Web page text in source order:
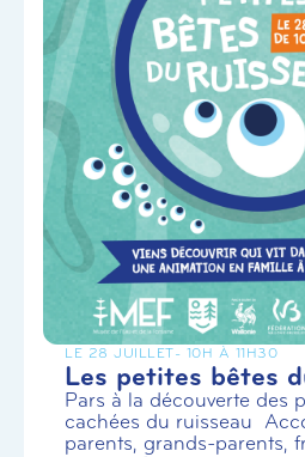
LE 28 JUILLET- 10H À 11H30
Les petites bêtes
Pars à la découverte des
cachées du ruisseau
parents, grands-parents,